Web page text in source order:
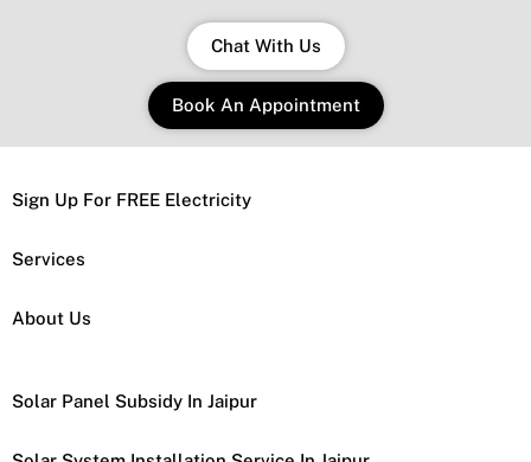
Chat With Us
Book An Appointment
Sign Up For FREE Electricity
Services
About Us
Solar Panel Subsidy In Jaipur